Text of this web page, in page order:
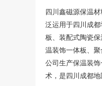
四川鑫磁源保温
泛运用于四川成
板、装配式陶瓷
温装饰一体板、
公司生产保温装
术，是四川成都地